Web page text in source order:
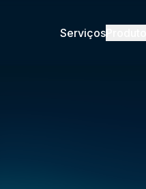
ServiçosProdutos